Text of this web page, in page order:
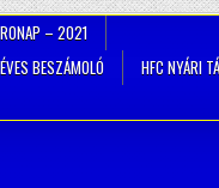
– 2021
ÉVES BESZÁMOLÓ
HFC NYÁRI